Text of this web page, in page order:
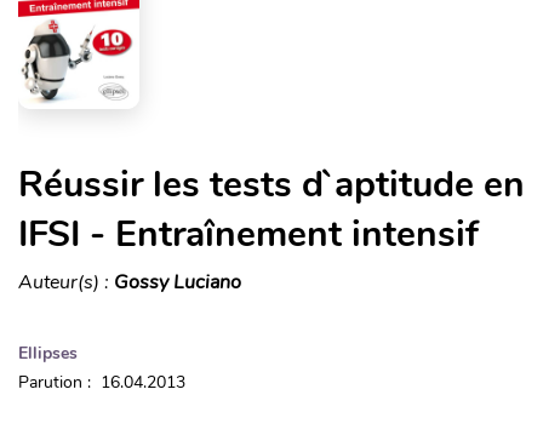
Réussir les tests d`aptitude en
IFSI - Entraînement intensif
Auteur(s) : Gossy Luciano
Ellipses
Parution : 16.04.2013